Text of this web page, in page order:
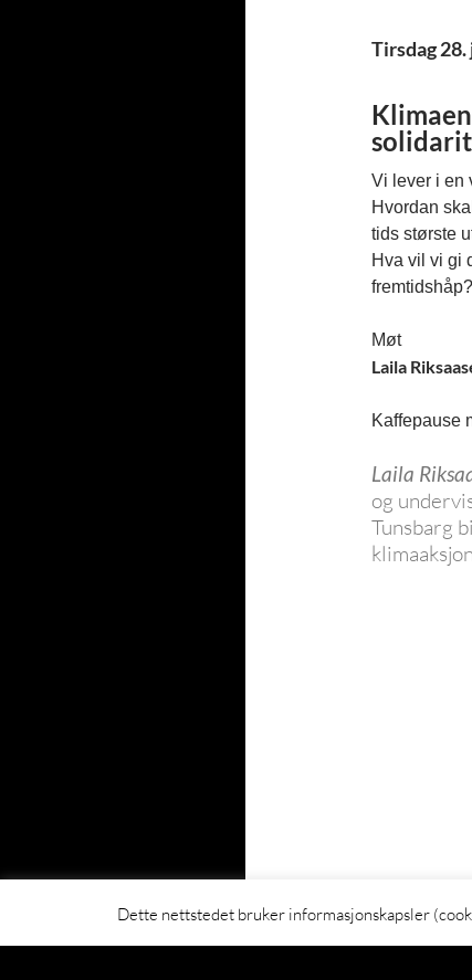
Tirsdag
Vi lever i en
Hvordan
tids største
Hva vil vi gi
fremtidshåp?
Møt
Laila
Kaffepause
Laila
og
Tunsbarg
Dette nettstedet bruker informasjonskapsler